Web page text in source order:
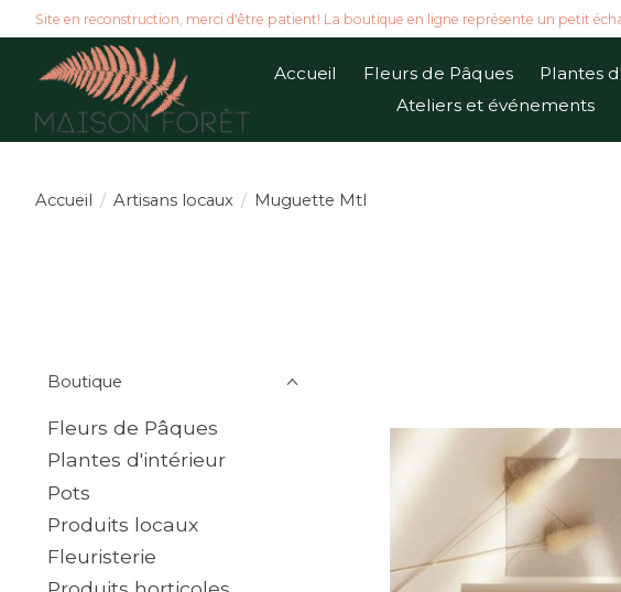
Site en reconstruction, merci d'être patient! La boutique en ligne représente un petit
Accueil Fleurs de Pâques Plantes
Ateliers et événements
Accueil / Artisans locaux / Muguette Mtl
Boutique
Fleurs de Pâques
Plantes d'intérieur
Pots
Produits locaux
Fleuristerie